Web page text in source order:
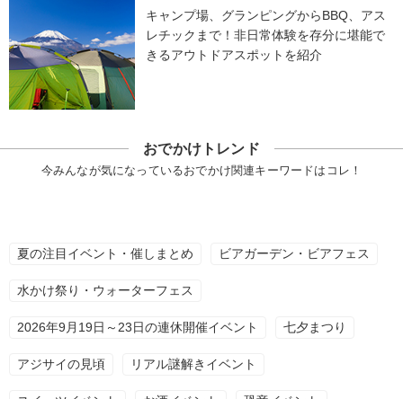
キャンプ場、グランピングからBBQ、アス
レチックまで！非日常体験を存分に堪能で
きるアウトドアスポットを紹介
おでかけトレンド
今みんなが気になっているおでかけ関連キーワードはコレ！
夏の注目イベント・催しまとめ ビアガーデン・ビアフェス
水かけ祭り・ウォーターフェス
2026年9月19日～23日の連休開催イベント 七夕まつり
アジサイの見頃 リアル謎解きイベント